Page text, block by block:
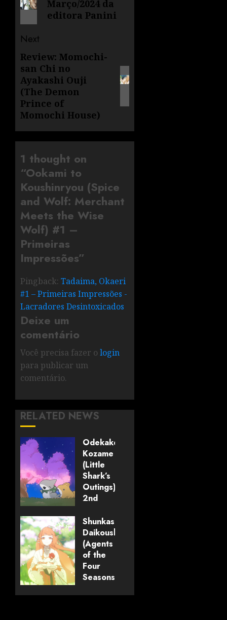
Março/2024 da
editora Panini
Next
Review: Momochi-
san Chi no
Ayakashi Ouji
(The Demon
Prince of
Momochi House)
1 thought on
“Ookami to
Koushinryou (Spice
and Wolf: Merchant
Meets the Wise
Wolf) #1 –
Primeiras
Impressões”
Pingback: Tadaima, Okaeri
#1 – Primeiras Impressões -
Lacradores Desintoxicados
Deixe um
comentário
Você precisa fazer o login
para publicar um
comentário.
RELATED NEWS
Odekake
Kozame
(Little
Shark’s
Outings)
2nd
#1 –
Primeiras
Impressões
12/04/2026
0
Shunkashuutou
Daikousha
(Agents
of the
Four
Seasons)